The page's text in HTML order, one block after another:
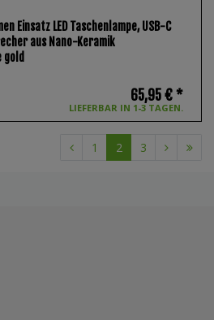
Einsatz LED Taschenlampe, USB-C
aus Nano-Keramik
gold
LIEFERBAR IN 1-3 TAGEN.
65,95 € *
1 2 3